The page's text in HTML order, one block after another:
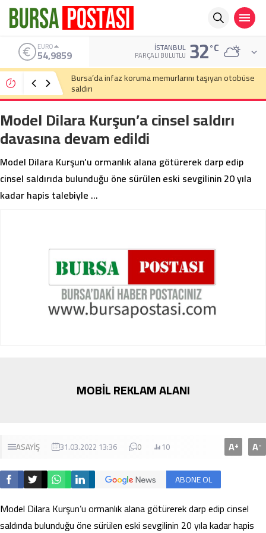
ALTIN
6.496,95 İSTANBUL
PARÇALI BULUTLU 32°C
Bursa’da cadde ortasında bıçaklı kavga
Model Dilara Kurşun’a cinsel saldırı
davasına devam edildi
Model Dilara Kurşun’u ormanlık alana götürerek darp edip
cinsel saldırıda bulunduğu öne sürülen eski sevgilinin 20 yıla
kadar hapis talebiyle …
MOBİL REKLAM ALANI
ASAYİŞ 31.03.2022 13:36 0 10 A+ A-
ABONE OL
Model Dilara Kurşun’u ormanlık alana götürerek darp edip cinsel
saldırıda bulunduğu öne sürülen eski sevgilinin 20 yıla kadar hapis